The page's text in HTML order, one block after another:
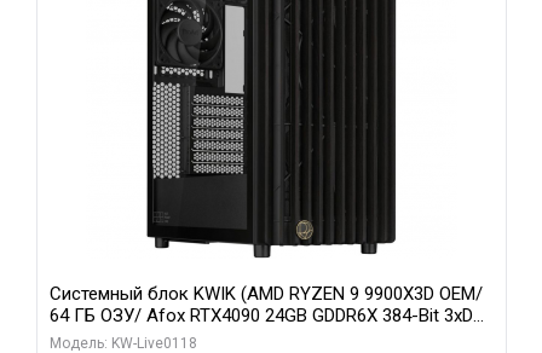
Системный блок KWIK (AMD RYZEN 9 9900X3D OEM/
64 ГБ ОЗУ/ Afox RTX4090 24GB GDDR6X 384-Bit 3xDP
HDMI ATX Turbo/ 960 ГБ SSD)
Модель: KW-Live0118